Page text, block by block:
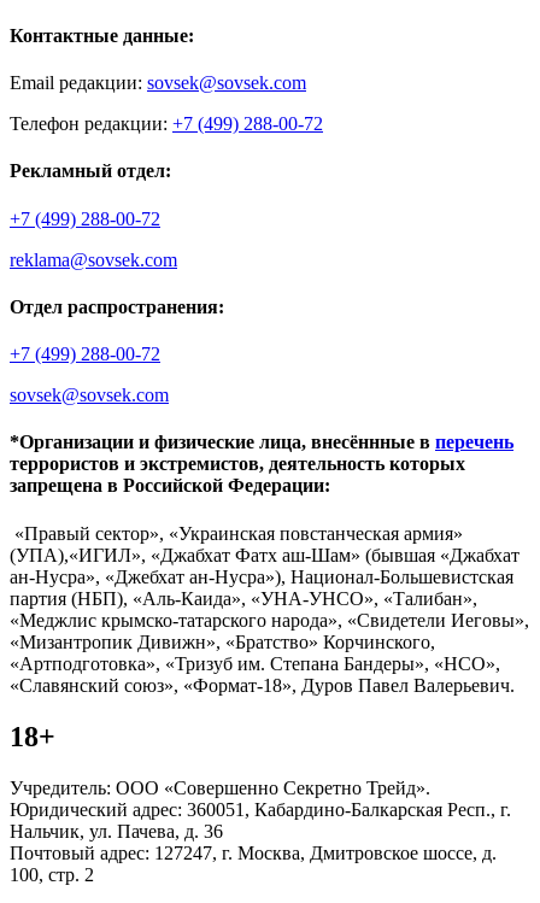
Контактные данные:
Email редакции: sovsek@sovsek.com
Телефон редакции: +7 (499) 288-00-72
Рекламный отдел:
+7 (499) 288-00-72
reklama@sovsek.com
Отдел распространения:
+7 (499) 288-00-72
sovsek@sovsek.com
*Организации и физические лица, внесённные в перечень
террористов и экстремистов, деятельность которых
запрещена в Российской Федерации:
«Правый сектор», «Украинская повстанческая армия»
(УПА),«ИГИЛ», «Джабхат Фатх аш-Шам» (бывшая «Джабхат
ан-Нусра», «Джебхат ан-Нусра»), Национал-Большевистская
партия (НБП), «Аль-Каида», «УНА-УНСО», «Талибан»,
«Меджлис крымско-татарского народа», «Свидетели Иеговы»,
«Мизантропик Дивижн», «Братство» Корчинского,
«Артподготовка», «Тризуб им. Степана Бандеры», «НСО»,
«Славянский союз», «Формат-18», Дуров Павел Валерьевич.
18+
Учредитель: ООО «Совершенно Секретно Трейд».
Юридический адрес: 360051, Кабардино-Балкарская Респ., г.
Нальчик, ул. Пачева, д. 36
Почтовый адрес: 127247, г. Москва, Дмитровское шоссе, д.
100, стр. 2